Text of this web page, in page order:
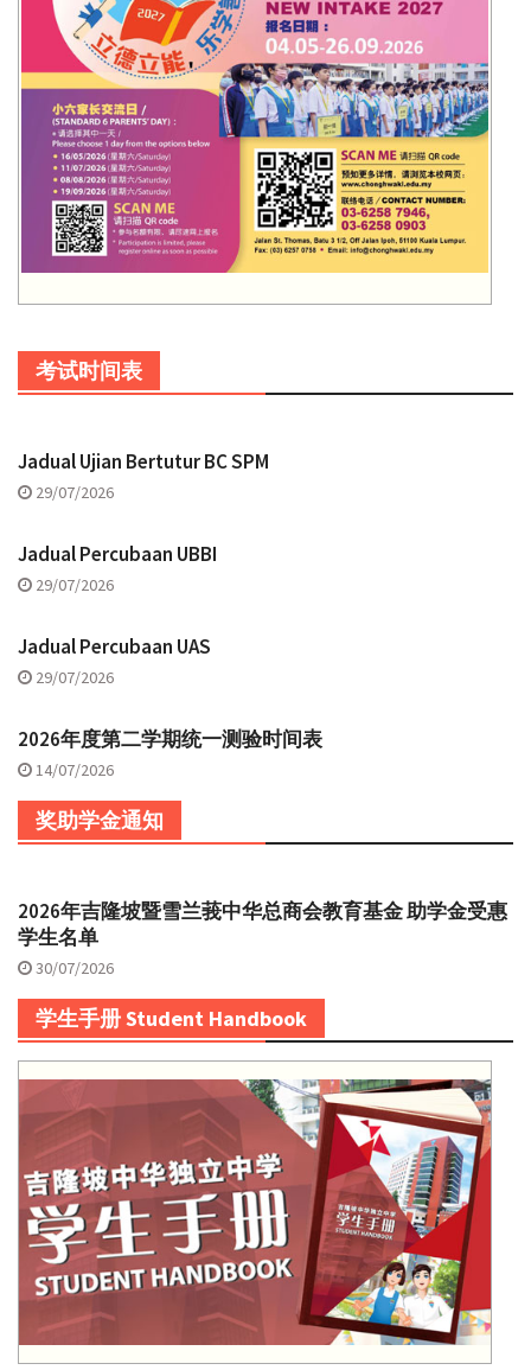
考试时间表
Jadual Ujian Bertutur BC SPM
29/07/2026
Jadual Percubaan UBBI
29/07/2026
Jadual Percubaan UAS
29/07/2026
2026年度第二学期统一测验时间表
14/07/2026
奖助学金通知
2026年吉隆坡暨雪兰莪中华总商会教育基金 助学金受惠
学生名单
30/07/2026
学生手册 Student Handbook